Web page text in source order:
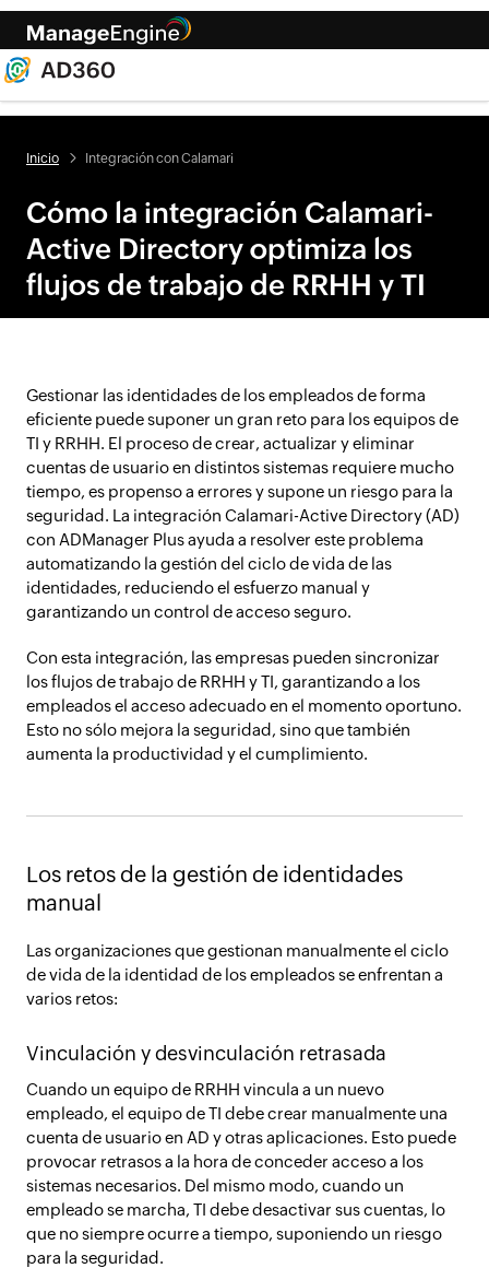
Inicio Integración con Calamari
Cómo la integración Calamari-
Active Directory optimiza los
flujos de trabajo de RRHH y TI
Gestionar las identidades de los empleados de forma
eficiente puede suponer un gran reto para los equipos de
TI y RRHH. El proceso de crear, actualizar y eliminar
cuentas de usuario en distintos sistemas requiere mucho
tiempo, es propenso a errores y supone un riesgo para la
seguridad. La integración Calamari-Active Directory (AD)
con ADManager Plus ayuda a resolver este problema
automatizando la gestión del ciclo de vida de las
identidades, reduciendo el esfuerzo manual y
garantizando un control de acceso seguro.
Con esta integración, las empresas pueden sincronizar
los flujos de trabajo de RRHH y TI, garantizando a los
empleados el acceso adecuado en el momento oportuno.
Esto no sólo mejora la seguridad, sino que también
aumenta la productividad y el cumplimiento.
Los retos de la gestión de identidades
manual
Las organizaciones que gestionan manualmente el ciclo
de vida de la identidad de los empleados se enfrentan a
varios retos:
Vinculación y desvinculación retrasada
Cuando un equipo de RRHH vincula a un nuevo
empleado, el equipo de TI debe crear manualmente una
cuenta de usuario en AD y otras aplicaciones. Esto puede
provocar retrasos a la hora de conceder acceso a los
sistemas necesarios. Del mismo modo, cuando un
empleado se marcha, TI debe desactivar sus cuentas, lo
que no siempre ocurre a tiempo, suponiendo un riesgo
para la seguridad.